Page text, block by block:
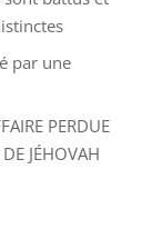
par une
PERDUE
JÉHOVAH